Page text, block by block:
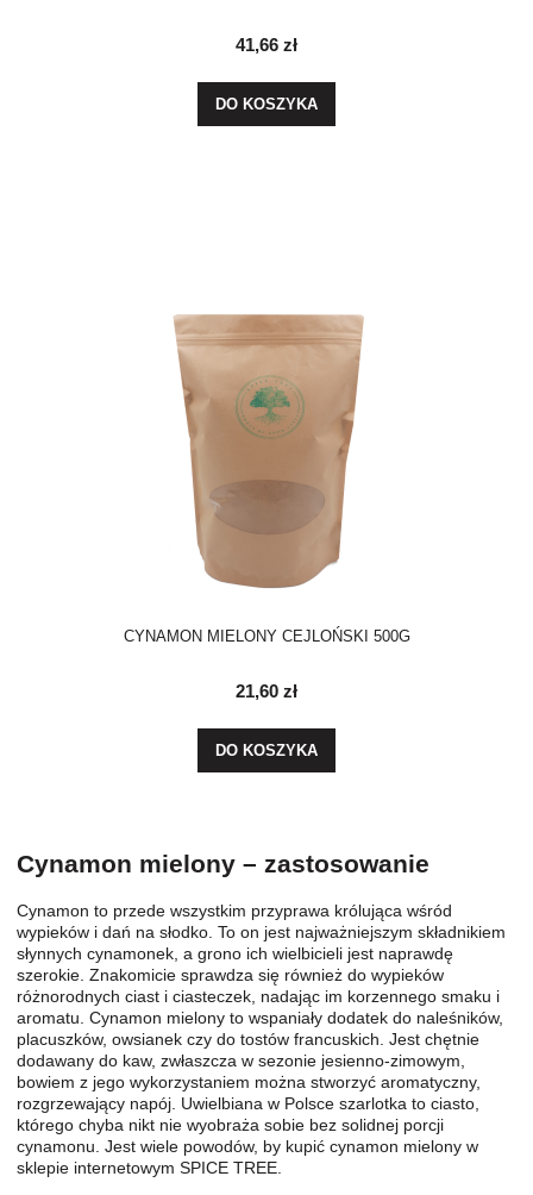
41,66 zł
DO KOSZYKA
CYNAMON MIELONY CEJLOŃSKI 500G
21,60 zł
DO KOSZYKA
Cynamon mielony – zastosowanie
Cynamon to przede wszystkim przyprawa królująca wśród
wypieków i dań na słodko. To on jest najważniejszym składnikiem
słynnych cynamonek, a grono ich wielbicieli jest naprawdę
szerokie. Znakomicie sprawdza się również do wypieków
różnorodnych ciast i ciasteczek, nadając im korzennego smaku i
aromatu. Cynamon mielony to wspaniały dodatek do naleśników,
placuszków, owsianek czy do tostów francuskich. Jest chętnie
dodawany do kaw, zwłaszcza w sezonie jesienno-zimowym,
bowiem z jego wykorzystaniem można stworzyć aromatyczny,
rozgrzewający napój. Uwielbiana w Polsce szarlotka to ciasto,
którego chyba nikt nie wyobraża sobie bez solidnej porcji
cynamonu. Jest wiele powodów, by kupić cynamon mielony w
sklepie internetowym SPICE TREE.